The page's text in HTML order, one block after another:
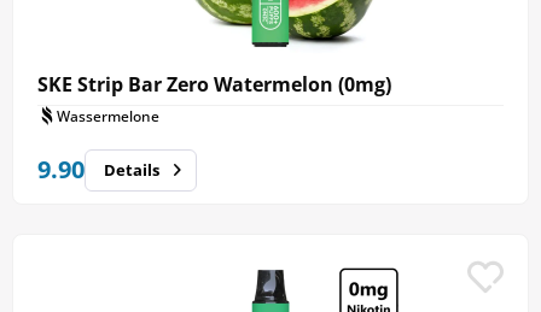
SKE Strip Bar Zero Watermelon (0mg)
Wassermelone
9.90 Details